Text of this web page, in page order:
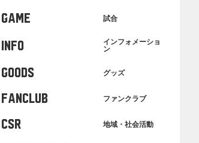
GAME 試合
INFO
インフォメーショ
ン
GOODS グッズ
FANCLUB ファンクラブ
CSR 地域・社会活動